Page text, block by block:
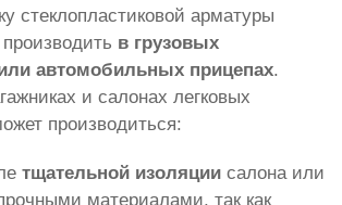
стеклопластиковой арматуры
в грузовых
автомобильных прицепах.
и салонах легковых
производиться:
тщательной изоляции салона или
материалами, так как